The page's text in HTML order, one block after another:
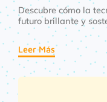
Descubre cómo la
futuro brillante y
Leer Más